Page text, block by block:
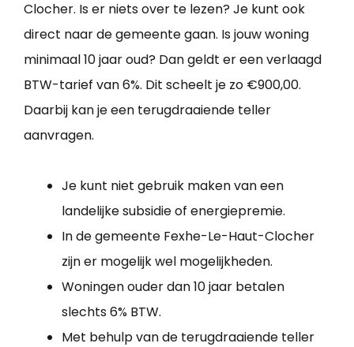
Clocher. Is er niets over te lezen? Je kunt ook
direct naar de gemeente gaan. Is jouw woning
minimaal 10 jaar oud? Dan geldt er een verlaagd
BTW-tarief van 6%. Dit scheelt je zo €900,00.
Daarbij kan je een terugdraaiende teller
aanvragen.
Je kunt niet gebruik maken van een
landelijke subsidie of energiepremie.
In de gemeente Fexhe-Le-Haut-Clocher
zijn er mogelijk wel mogelijkheden.
Woningen ouder dan 10 jaar betalen
slechts 6% BTW.
Met behulp van de terugdraaiende teller